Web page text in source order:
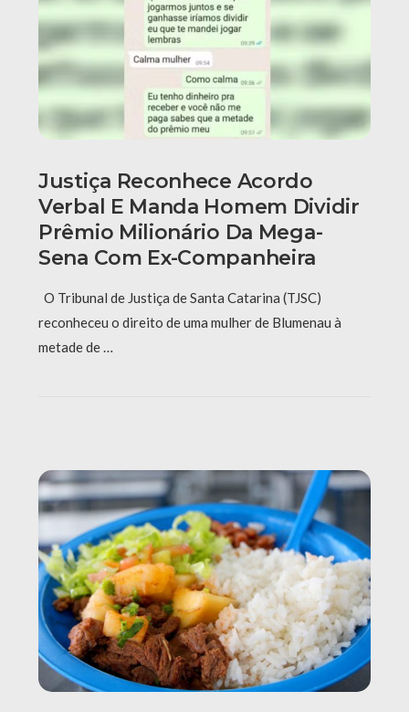
Justiça Reconhece Acordo
Verbal E Manda Homem Dividir
Prêmio Milionário Da Mega-
Sena Com Ex-Companheira
O Tribunal de Justiça de Santa Catarina (TJSC)
reconheceu o direito de uma mulher de Blumenau à
metade de …